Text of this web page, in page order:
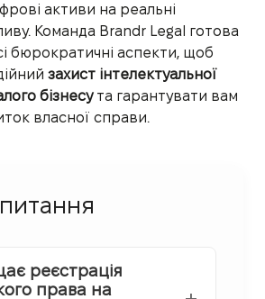
активи на реальні
Команда Brandr Legal готова
бюрократичні аспекти, щоб
захист інтелектуальної
бізнесута гарантувати вам
власної справи.
реєстрація
права на